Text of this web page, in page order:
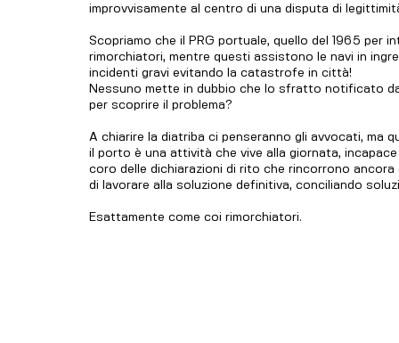
improvvisamente al centro di una disputa di
Scopriamo che il PRG portuale, quello del 1965 per
rimorchiatori, mentre questi assistono le navi in
incidenti gravi evitando la catastrofe in città!
Nessuno mette in dubbio che lo sfratto notificato
per scoprire il problema?
A chiarire la diatriba ci penseranno gli avvocati, ma
il porto è una attività che vive alla giornata,
coro delle dichiarazioni di rito che rincorrono
di lavorare alla soluzione definitiva, conciliando
Esattamente come coi rimorchiatori.